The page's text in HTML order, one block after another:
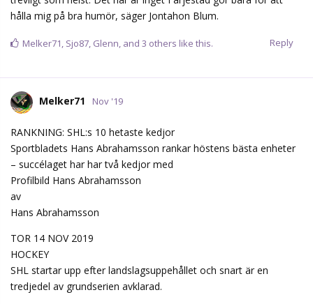
hålla mig på bra humör, säger Jontahon Blum.
Reply
Melker71 Sjo87 Glenn , and 3 others like this.
Melker71 Nov '19
RANKNING: SHL:s 10 hetaste kedjor
Sportbladets Hans Abrahamsson rankar höstens bästa enheter
– succélaget har har två kedjor med
Profilbild Hans Abrahamsson
av
Hans Abrahamsson
TOR 14 NOV 2019
HOCKEY
SHL startar upp efter landslagsuppehållet och snart är en
tredjedel av grundserien avklarad.